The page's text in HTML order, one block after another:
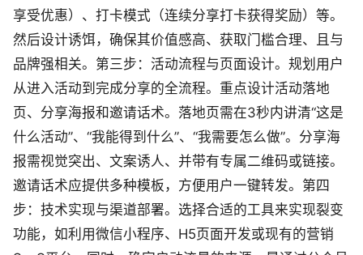
享受优惠）、打卡模式（连续分享打卡获得奖励）等。
然后设计诱饵，确保其价值感高、获取门槛合理、且与
品牌强相关。第三步：活动流程与页面设计。规划用户
从进入活动到完成分享的全流程。重点设计活动落地
页、分享海报和邀请话术。落地页需在3秒内讲清“这是
什么活动”、“我能得到什么”、“我需要怎么做”。分享海
报需视觉突出、文案诱人、并带有专属二维码或链接。
邀请话术应提供多种模板，方便用户一键转发。第四
步：技术实现与渠道部署。选择合适的工具来实现裂变
功能，如利用微信小程序、H5页面开发或现有的营销